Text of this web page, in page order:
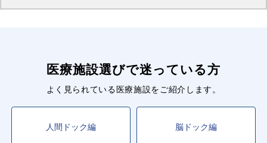
医療施設選びで迷っている方
よく見られている医療施設をご紹介します。
人間ドック編 脳ドック編